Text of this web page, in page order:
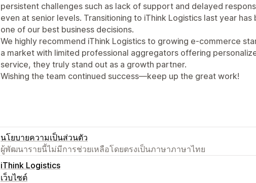
persistent challenges such as lack of support and delayed
even at senior levels. Transitioning to iThink Logistics last year has
one of our best business decisions.
We highly recommend iThink Logistics to growing e-commerce
a market with limited professional aggregators offering
service, they truly stand out as a growth partner.
Wishing the team continued success—keep up the great work!
นโยบายความเป็นส่วนตัว
ผู้พัฒนารายนี้ไม่มีการช่วยเหลือโดยตรงเป็นภาษาภาษาไทย
iThink Logistics
เว็บไซต์